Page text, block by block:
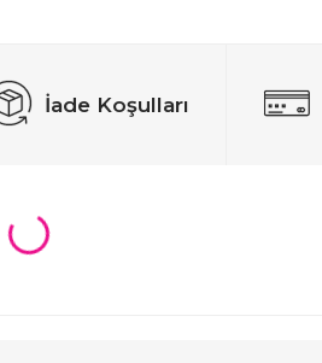
İade Koşulları